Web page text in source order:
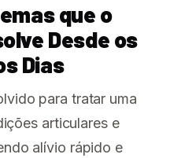
que o
Desde os
Dias
para tratar uma
articulares e
alívio rápido e